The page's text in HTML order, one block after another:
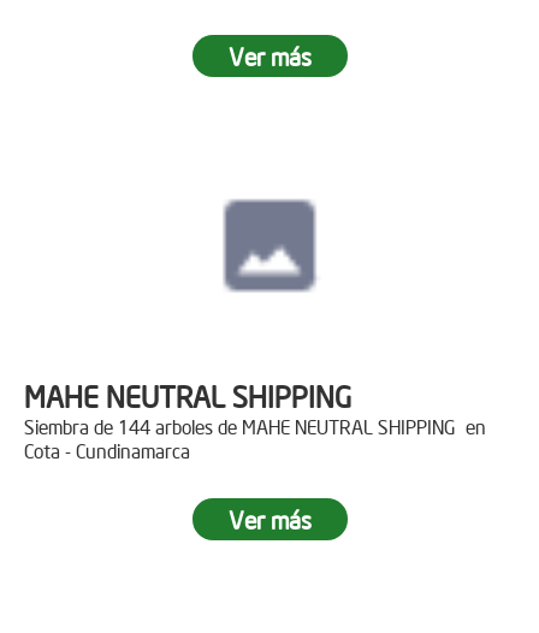
Ver más
MAHE NEUTRAL SHIPPING
Siembra de 144 arboles de MAHE NEUTRAL SHIPPING en
Cota - Cundinamarca
Ver más